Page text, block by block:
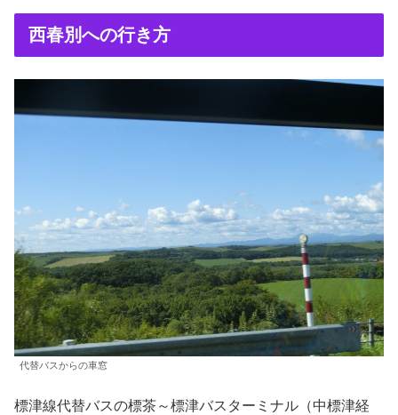
西春別への行き方
代替バスからの車窓
標津線代替バスの標茶～標津バスターミナル（中標津経